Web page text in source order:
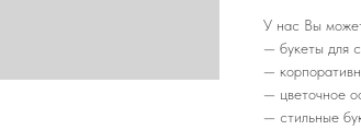
У нас Вы
— букеты для
—
— цветочное
— стильные